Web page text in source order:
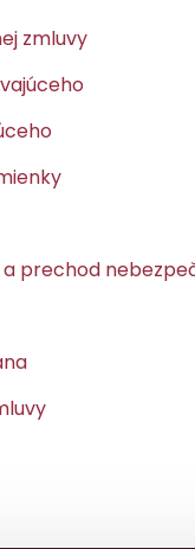
zmluvy
prechod